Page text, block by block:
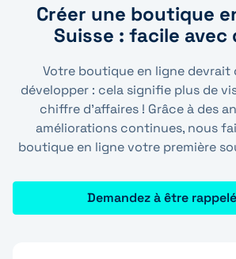
Créer une boutique
Suisse : facile
Votre boutique en ligne devrait
développer : cela signifie plus de
chiffre d’affaires ! Grâce à des
améliorations continues, nous
boutique en ligne votre première